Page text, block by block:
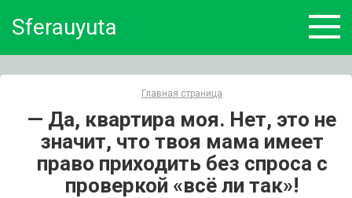
Sferauyuta
Главная страница
— Да, квартира моя. Нет, это не
значит, что твоя мама имеет
право приходить без спроса с
проверкой «всё ли так»!